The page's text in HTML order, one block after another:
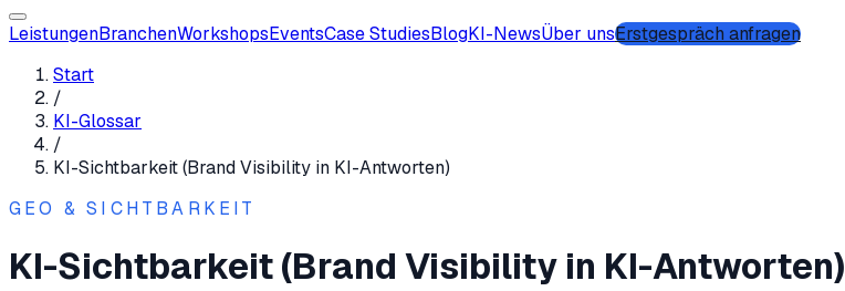
LeistungenBranchenWorkshopsEventsCase StudiesBlogKI-NewsÜber unsErstgespräch anfragen
Start
/
KI-Glossar
/
KI-Sichtbarkeit (Brand Visibility in KI-Antworten)
GEO & SICHTBARKEIT
KI-Sichtbarkeit (Brand Visibility in KI-Antworten)